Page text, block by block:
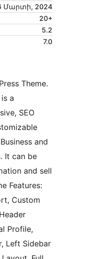
Մարտի, 2024
20+
5.2
7.0
Theme.
a
SEO
and
It can be
and sell
Features:
Custom
Profile,
Left Sidebar